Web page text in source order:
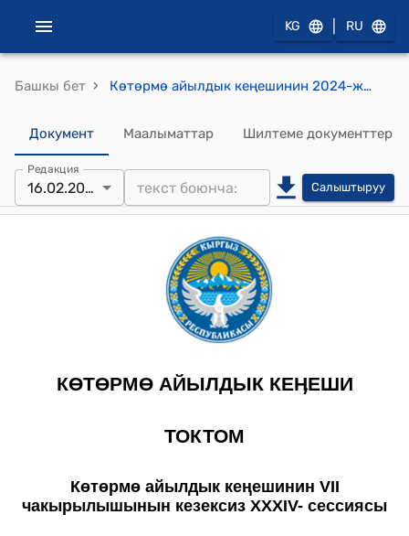
KG RU
Башкы бет › Көтөрмө айылдык кеңешинин 2024-жылдын 16-февралындагы №34/1 "Айылаймагындагы«Кайнар-Булак» «Улукбек»тазасуупайдалануучулар асоцассиясынын, Молдо Ниязатындагы СПА нын жана жайыт комитетинин мүлктөрүн айыл өкмөттүн муниципалдык менчигине өткөрүү жөнүндө" токтому
Документ Маалыматтар Шилтеме документтер
Редакция
16.02.2024 Салыштыруу